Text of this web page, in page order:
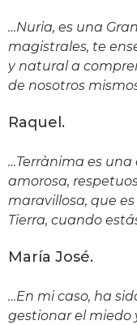
…Nuria, es una
magistrales, te
y natural a
de nosotros
Raquel.
…Terrànima es una
amorosa,
maravillosa, que
Tierra, cuando
María José.
…En mi caso, ha
gestionar el miedo